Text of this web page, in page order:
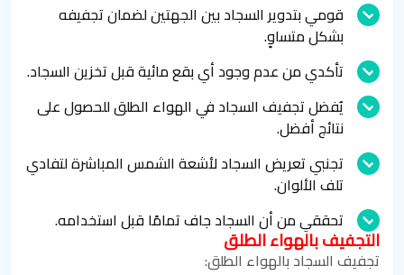
قومي بتدوير السجاد بين الجهتين لضمان تجفيفه
بشكل متساوٍ.
تأكدي من عدم وجود أي بقع مائية قبل تخزين السجاد.
يُفضل تجفيف السجاد في الهواء الطلق للحصول على
نتائج أفضل.
تجنبي تعريض السجاد لأشعة الشمس المباشرة لتفادي
تلف الألوان.
تحققي من أن السجاد جاف تمامًا قبل استخدامه.
التجفيف بالهواء الطلق
تجفيف السجاد بالهواء الطلق: